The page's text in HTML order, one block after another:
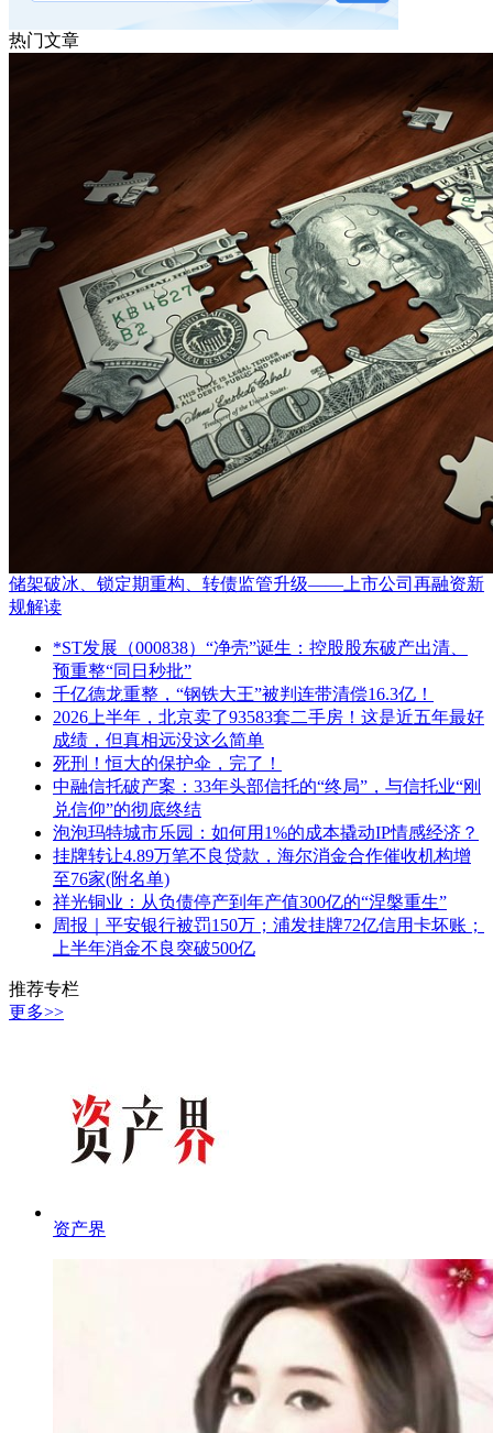
热门文章
储架破冰、锁定期重构、转债监管升级——上市公司再融资新
规解读
*ST发展（000838）“净壳”诞生：控股股东破产出清、
预重整“同日秒批”
千亿德龙重整，“钢铁大王”被判连带清偿16.3亿！
2026上半年，北京卖了93583套二手房！这是近五年最好
成绩，但真相远没这么简单
死刑！恒大的保护伞，完了！
中融信托破产案：33年头部信托的“终局”，与信托业“刚
兑信仰”的彻底终结
泡泡玛特城市乐园：如何用1%的成本撬动IP情感经济？
挂牌转让4.89万笔不良贷款，海尔消金合作催收机构增
至76家(附名单)
祥光铜业：从负债停产到年产值300亿的“涅槃重生”
周报｜平安银行被罚150万；浦发挂牌72亿信用卡坏账；
上半年消金不良突破500亿
推荐专栏
更多>>
资产界